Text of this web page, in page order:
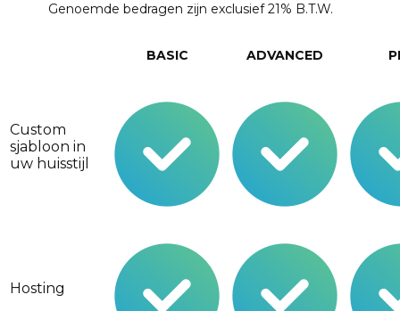
Genoemde bedragen zijn exclusief 21% B.T.W.
BASIC ADVANCED
Custom
sjabloon in
uw huisstijl
Hosting